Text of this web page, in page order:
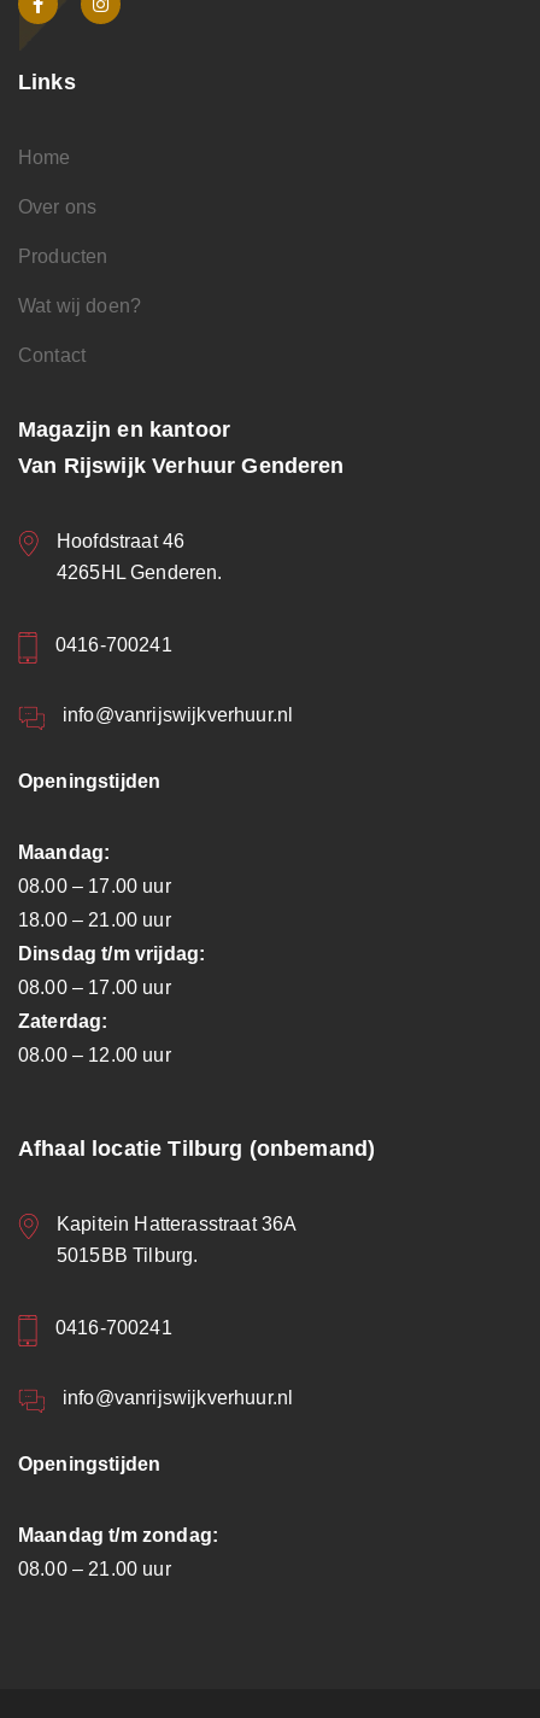
Links
Home
Over ons
Producten
Wat wij doen?
Contact
Magazijn en kantoor
Van Rijswijk Verhuur Genderen
Hoofdstraat 46
4265HL Genderen.
0416-700241
info@vanrijswijkverhuur.nl
Openingstijden
Maandag:
08.00 – 17.00 uur
18.00 – 21.00 uur
Dinsdag t/m vrijdag:
08.00 – 17.00 uur
Zaterdag:
08.00 – 12.00 uur
Afhaal locatie Tilburg (onbemand)
Kapitein Hatterasstraat 36A
5015BB Tilburg.
0416-700241
info@vanrijswijkverhuur.nl
Openingstijden
Maandag t/m zondag:
08.00 – 21.00 uur